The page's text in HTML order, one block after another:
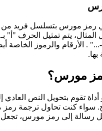
رمز مورس بتسلسل فريد من
يتم تمثيل الحرف "أ" بـ
. الأرقام والرموز الخاصة
مورس؟
تقوم بتحويل النص العادي
كنت تحاول ترجمة رمز
رسالة إلى رمز مورس،